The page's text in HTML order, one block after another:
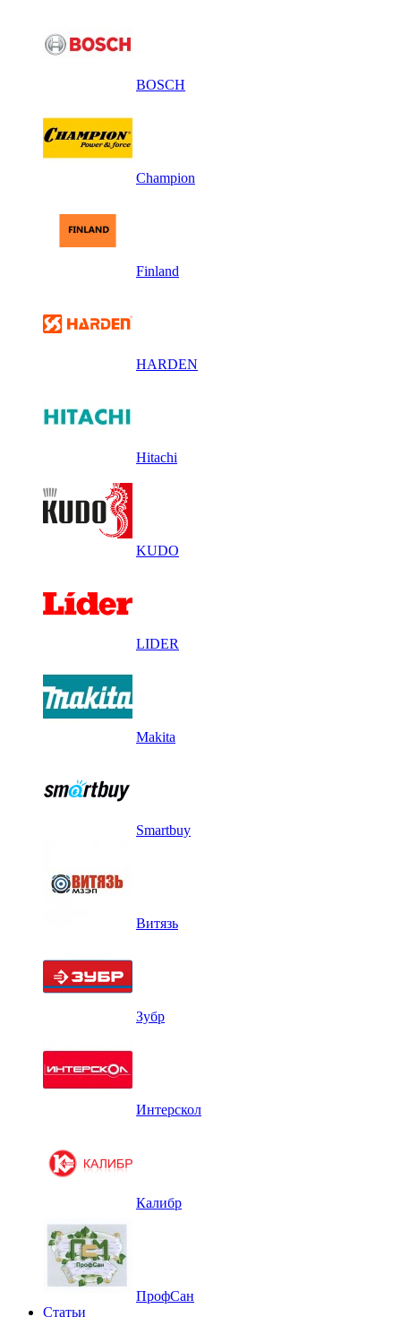
BOSCH
Champion
Finland
HARDEN
Hitachi
KUDO
LIDER
Makita
Smartbuy
Витязь
Зубр
Интерскол
Калибр
ПрофСан
Статьи